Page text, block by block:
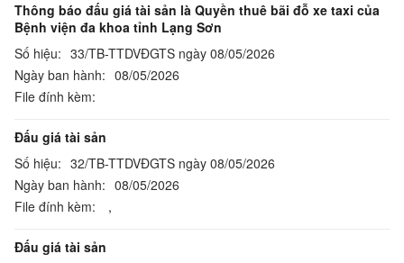
Thông báo đấu giá tài sản là Quyền thuê bãi đỗ xe taxi của
Bệnh viện đa khoa tỉnh Lạng Sơn
Số hiệu: 33/TB-TTDVĐGTS ngày 08/05/2026
Ngày ban hành: 08/05/2026
File đính kèm:
Đấu giá tài sản
Số hiệu: 32/TB-TTDVĐGTS ngày 08/05/2026
Ngày ban hành: 08/05/2026
File đính kèm:
,
Đấu giá tài sản